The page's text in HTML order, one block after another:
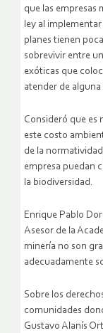
que las empresas
ley al
planes tienen
sobrevivir entre
exóticas que
atender de
Consideró que es
este costo
de la
empresa puedan
la biodiversidad.
Enrique Pablo
Asesor de la
minería no son
adecuadamente
Sobre los
comunidades
Gustavo Alanís